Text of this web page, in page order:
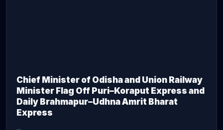
Chief Minister of Odisha and Union Railway
Minister Flag Off Puri–Koraput Express and
Daily Brahmapur–Udhna Amrit Bharat
Express
...